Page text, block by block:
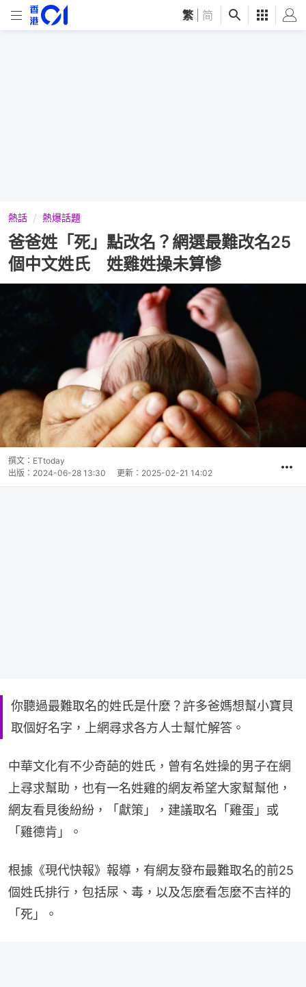
繁 简
熱話 熱爆話題
爸爸姓「死」點改名？網選最難改名25
個中文姓氏 姓雞姓操未算慘
撰文： ETtoday
出版： 2024-06-28 13:30 更新： 2025-02-21 14:02
你聽過最難取名的姓氏是什麼？許多爸媽想幫小寶貝
取個好名字，上網尋求各方人士幫忙解答。
中華文化有不少奇葩的姓氏，曾有名姓操的男子在網
上尋求幫助，也有一名姓雞的網友希望大家幫幫他，
網友看見後紛紛，「獻策」，建議取名「雞蛋」或
「雞德肯」。
根據《現代快報》報導，有網友發布最難取名的前25
個姓氏排行，包括尿、毒，以及怎麼看怎麼不吉祥的
「死」。